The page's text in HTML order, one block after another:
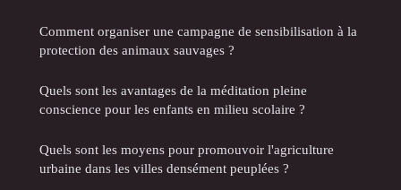
Comment organiser une campagne de sensibilisation à la
protection des animaux sauvages ?
Quels sont les avantages de la méditation pleine
conscience pour les enfants en milieu scolaire ?
Quels sont les moyens pour promouvoir l'agriculture
urbaine dans les villes densément peuplées ?